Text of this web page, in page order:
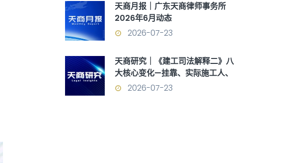
天商月报｜广东天商律师事务所
2026年6月动态
2026-07-23
天商研究｜《建工司法解释二》八
大核心变化—挂靠、实际施工人、
优先受偿权全面重构
2026-07-23